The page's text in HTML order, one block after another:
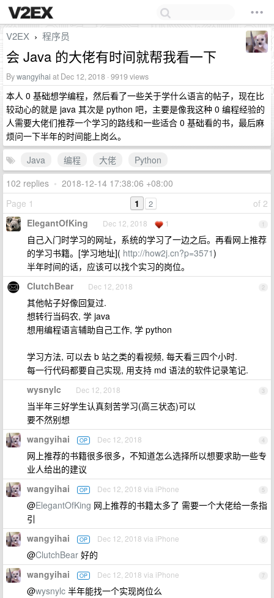
V2EX › 程序员
会 Java 的大佬有时间就帮我看一下
Bywangyihai at Dec 12, 2018 · 9919 views
本人 0 基础想学编程，然后看了一些关于学什么语言的帖子，现在比
较动心的就是 java 其次是 python 吧，主要是像我这种 0 编程经验的
人需要大佬们推荐一个学习的路线和一些适合 0 基础看的书，最后麻
烦问一下半年的时间能上岗么。
Java
编程 大佬
Python
102 replies • 2018-12-14 17:38:06 +08:00
Page 1
of 2
1 2
1
ElegantOfKing Dec 12, 2018 1
自己入门时学习的网址，系统的学习了一边之后。再看网上推荐
的学习书籍。[学习地址]( http://how2j.cn?p=3571)
半年时间的话，应该可以找个实习的岗位。
2
ClutchBear Dec 12, 2018
其他帖子好像回复过.
想转行当码农, 学 java
想用编程语言辅助自己工作, 学 python
学习方法, 可以去 b 站之类的看视频, 每天看三四个小时.
每一行代码都要自己实现, 用支持 md 语法的软件记录笔记.
3
wysnylc Dec 12, 2018
当半年三好学生认真刻苦学习(高三状态)可以
要不然别想
4
wangyihai OP Dec 12, 2018
网上推荐的书籍很多很多，不知道怎么选择所以想要求助一些专
业人给出的建议
5
wangyihai OP Dec 12, 2018 via iPhone
@ElegantOfKing 网上推荐的书籍太多了 需要一个大佬给一条指
引
6
wangyihai OP Dec 12, 2018 via iPhone
@ClutchBear 好的
7
wangyihai OP Dec 12, 2018 via iPhone
@wysnylc 半年能找一个实现岗位么